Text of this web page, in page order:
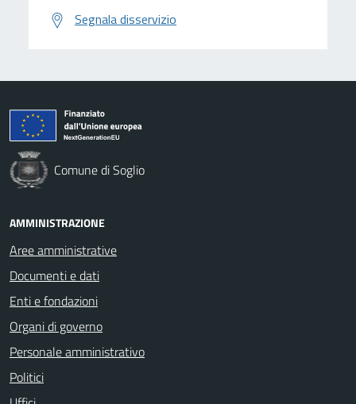
Segnala disservizio
Comune di Soglio
AMMINISTRAZIONE
Aree amministrative
Documenti e dati
Enti e fondazioni
Organi di governo
Personale amministrativo
Politici